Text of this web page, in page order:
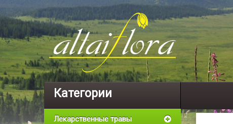
Категории
Лекарственные травы